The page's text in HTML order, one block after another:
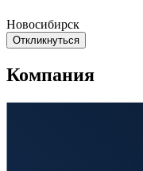
Новосибирск
Откликнуться
Компания